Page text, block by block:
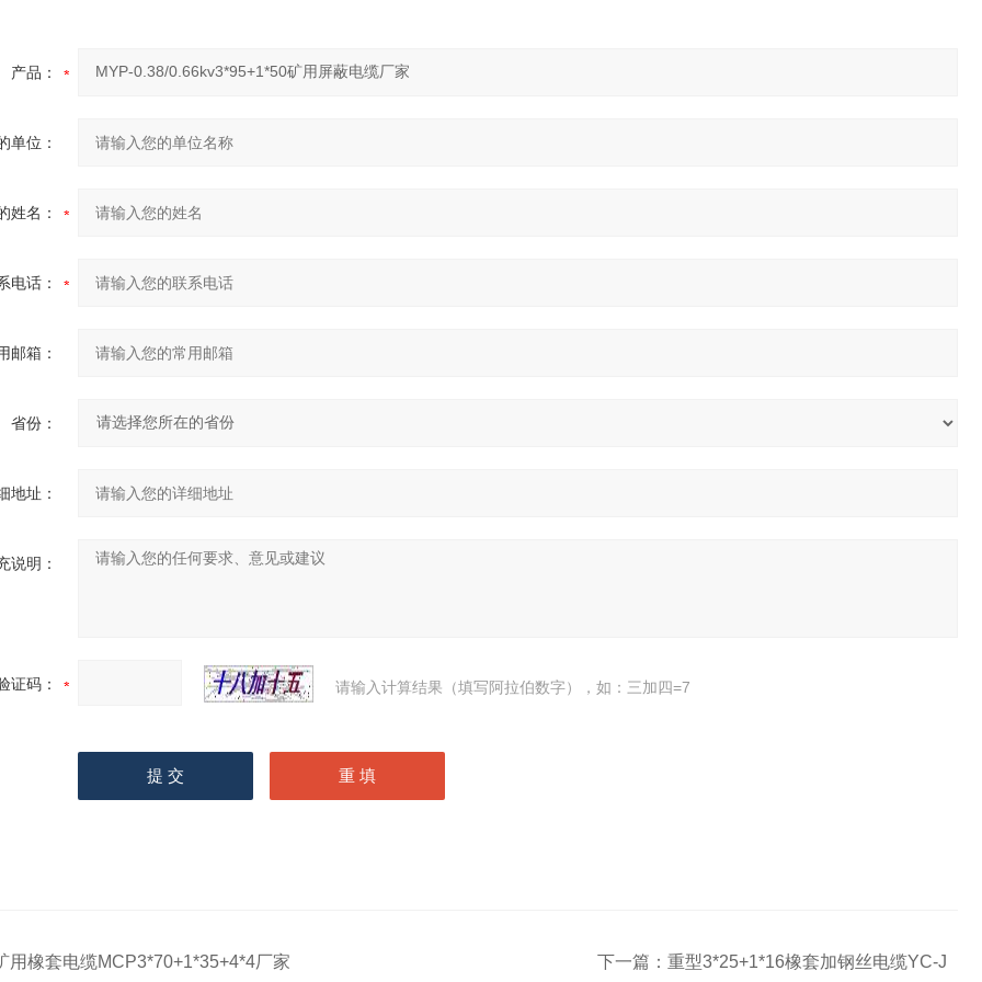
产品：
单位：
姓名：
电话：
邮箱：
省份：
地址：
说明：
证码： 请输入计算结果（填写阿拉伯数字），如：三加四=7
用橡套电缆MCP3*70+1*35+4*4厂家 下一篇： 重型3*25+1*16橡套加钢丝电缆YC-J